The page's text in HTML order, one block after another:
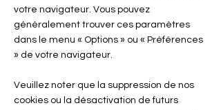
votre navigateur. Vous pouvez
généralement trouver ces paramètres
dans le menu « Options » ou « Préférences
» de votre navigateur.
Veuillez noter que la suppression de nos
cookies ou la désactivation de futurs